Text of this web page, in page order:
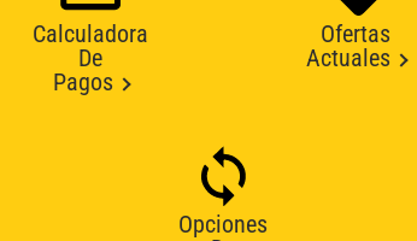
Calculadora
De
Pagos
Ofertas
Actuales
Opciones